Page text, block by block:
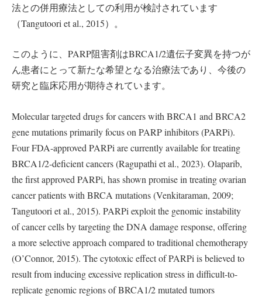
法との併用療法としての利用が検討されています
（Tangutoori et al., 2015）。
このように、PARP阻害剤はBRCA1/2遺伝子変異を持つが
ん患者にとって新たな希望となる治療法であり、今後の
研究と臨床応用が期待されています。
Molecular targeted drugs for cancers with BRCA1 and BRCA2
gene mutations primarily focus on PARP inhibitors (PARPi).
Four FDA-approved PARPi are currently available for treating
BRCA1/2-deficient cancers (Ragupathi et al., 2023). Olaparib,
the first approved PARPi, has shown promise in treating ovarian
cancer patients with BRCA mutations (Venkitaraman, 2009;
Tangutoori et al., 2015). PARPi exploit the genomic instability
of cancer cells by targeting the DNA damage response, offering
a more selective approach compared to traditional chemotherapy
(O’Connor, 2015). The cytotoxic effect of PARPi is believed to
result from inducing excessive replication stress in difficult-to-
replicate genomic regions of BRCA1/2 mutated tumors